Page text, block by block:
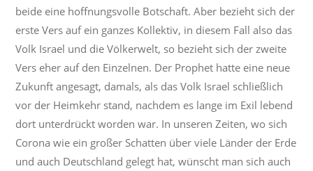
beide eine hoffnungsvolle Botschaft. Aber bezieht sich der
erste Vers auf ein ganzes Kollektiv, in diesem Fall also das
Volk Israel und die Völkerwelt, so bezieht sich der zweite
Vers eher auf den Einzelnen. Der Prophet hatte eine neue
Zukunft angesagt, damals, als das Volk Israel schließlich
vor der Heimkehr stand, nachdem es lange im Exil lebend
dort unterdrückt worden war. In unseren Zeiten, wo sich
Corona wie ein großer Schatten über viele Länder der Erde
und auch Deutschland gelegt hat, wünscht man sich auch